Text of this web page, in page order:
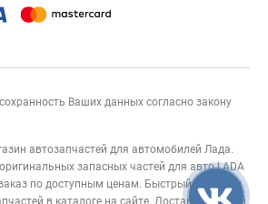
Ваших данных согласно закону
автозапчастей для автомобилей Лада.
запасных частей для авто LADA
по доступным ценам. Быстрый подбор и
в каталоге на сайте. Доставка по всей